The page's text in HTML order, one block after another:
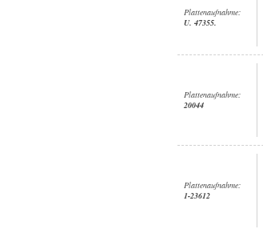
Plattenaufnahme:
U. 47355.
Plattenaufnahme:
20044
Plattenaufnahme:
1-23612